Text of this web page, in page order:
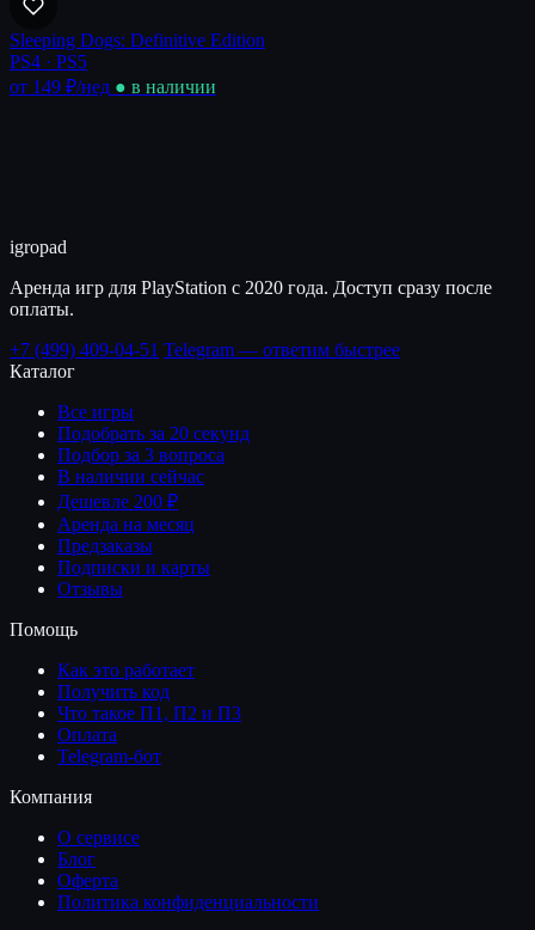
Sleeping Dogs: Definitive Edition
PS4 · PS5
от 149 ₽/нед ● в наличии
igropad
Аренда игр для PlayStation с 2020 года. Доступ сразу после
оплаты.
+7 (499) 409-04-51 Telegram — ответим быстрее
Каталог
Все игры
Подобрать за 20 секунд
Подбор за 3 вопроса
В наличии сейчас
Дешевле 200 ₽
Аренда на месяц
Предзаказы
Подписки и карты
Отзывы
Помощь
Как это работает
Получить код
Что такое П1, П2 и П3
Оплата
Telegram-бот
Компания
О сервисе
Блог
Оферта
Политика конфиденциальности